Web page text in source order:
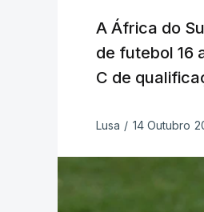
A África do
de futebol 16
C de
Lusa / 14 Outubro